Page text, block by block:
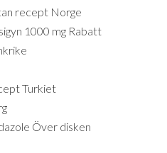
recept Norge
1000 mg Rabatt
Turkiet
Över disken